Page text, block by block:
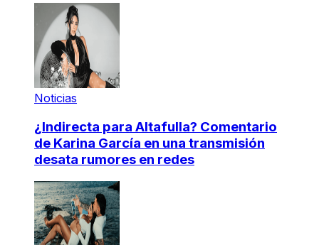
Noticias
¿Indirecta para Altafulla? Comentario
de Karina García en una transmisión
desata rumores en redes